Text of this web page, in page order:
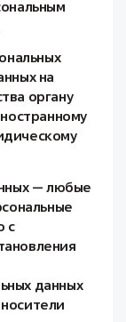
на
органу
— любые
с
данных